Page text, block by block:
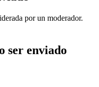
por un moderador.
ser enviado